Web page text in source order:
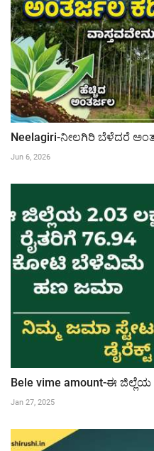
Neelagiri-ನೀಲಗಿರಿ ಬೆಳೆದರೆ
Jun 6, 2026
Bele vime amount-ಈ ಜಿಲ್ಲೆಯ
Jan 27, 2025